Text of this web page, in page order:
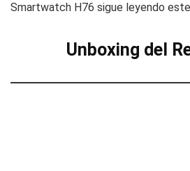
Smartwatch H76 sigue leyendo
Unboxing del